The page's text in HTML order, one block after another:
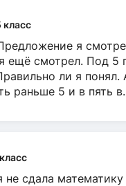
класс
я
ещё смотрел. Под 5
ли я понял.
раньше 5 и в пять
не сдала